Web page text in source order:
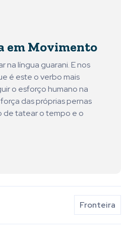
em Movimento
na língua guarani. E nos
é este o verbo mais
o esforço humano na
das próprias pernas
de tatear o tempo e o
Fronteira